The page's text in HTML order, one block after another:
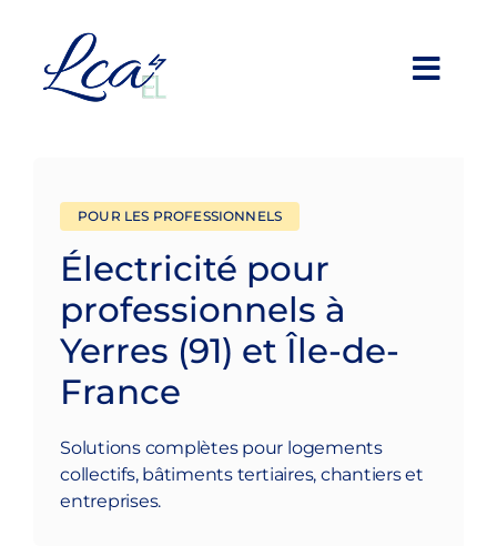
content
Réalisations
POUR LES PROFESSIONNELS
Électricité pour
professionnels à
Yerres (91) et Île-de-
France
Solutions complètes pour logements
collectifs, bâtiments tertiaires, chantiers et
entreprises.